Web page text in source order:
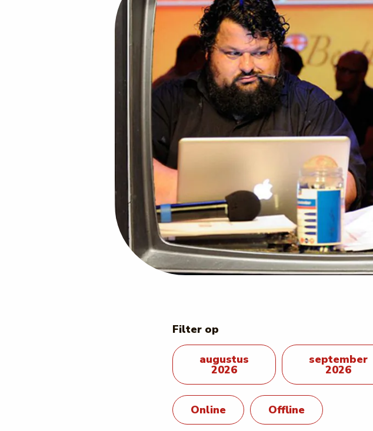
Filter op
augustus
2026
september
2026
Online Offline